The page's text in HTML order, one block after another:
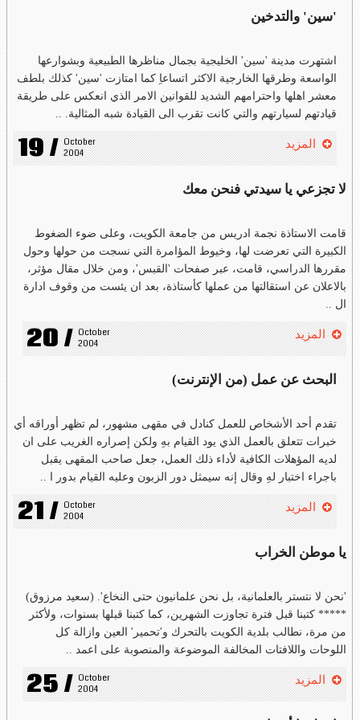
'سين' والتدخين
اشتهرت مدينة 'سين' الخليجية بجمال مناظرها الطبيعية وبشوارعها
الواسعة وطرقها الخارجية الاكثر اتساعاِ كما امتازت 'سين' كذلك بلطف
معشر اهلها واحترامهم الشديد للقوانين الامر الذي انعكس على طريقة
قيادتهم لسيارتهم والتي كانت تقرب الى القيادة شبه المثالية. ..
19 / October
2004
المزيد
لا تجزعي يا سيدتي فنحن معك
قامت الاستاذة نجمة ادريس من جامعة الكويت، وعلى ضوء الضغوط
الكبيرة التي تعرضت لها، وخيوط المؤامرة التي نسجت من حولها وحول
مقررها الدراسي، قامت، عبر صفحات 'القبس'، ومن خلال مقال مؤثر،
بالاعلان عن استقالتها من عملها كأستاذة، بعد ان يئست من وقوف ادارة
ال ..
20 / October
2004
المزيد
البحث عن عمل (من الإنترنت)
تقدم أحد الأشخاص للعمل كنادل في مقهى مشهور، لم تظهر أوراقه أي
خبرات تتعلق بالعمل الذي يود القيام بهِ ولكن إصراره الغريب على ان
لديه المؤهلات الكافية لأداء ذلك العمل، جعل صاحب المقهى يقبل
باجراء اختبار لهِ وقال إنه سيمثل دور الزبون وعليه القيام بدور ا ..
21 / October
2004
المزيد
يا موطن الخراب
'نحن لا نتستر بالعلمانية، بل نحن علمانيون حتى النخاع'. (سعيد مرزوق)
***** كتبنا قبل فترة تجاوزت الشهرين، كما كتبنا قبلها بسنوات، ولأكثر
من مرة، نطالب بلدية الكويت بالتحرك و'تحمير' العين وازالة كل
اللوحات واللافتات المخالفة الموضوعة والمنصوبة على اعمد ..
25 / October
2004
المزيد